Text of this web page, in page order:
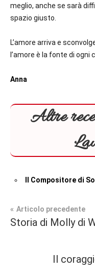
meglio, anche se sarà
spazio giusto.
L’amore arriva e
l’amore è la fonte di ogni
Anna
Altre
Il Compositore di
Tag
#italianblogger,
Contemporary
Recensioni
Navigazione
Articolo precedente
Storia di Molly di
Il